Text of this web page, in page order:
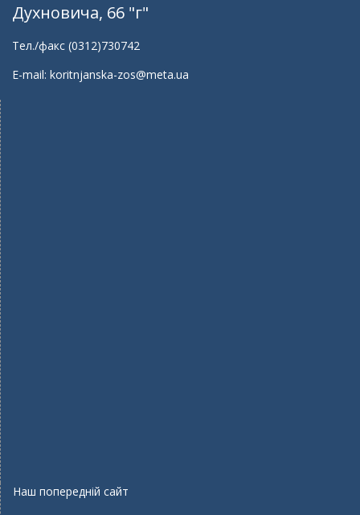
Духновича, 66 "г"
Тел./факс (0312)730742
E-mail: koritnjanska-zos@meta.ua
Наш попередній сайт